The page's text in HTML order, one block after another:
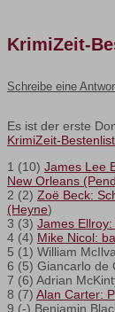
KrimiZeit-
Schreibe eine
Es ist der erste
KrimiZeit-
1 (10) James Lee
New Orleans
2 (2) Zoë Beck:
(Heyne)
3 (3) James
4 (4) Mike Nicol:
5 (1) William
6 (5) Giancarlo de
7 (6) Adrian
8 (7) Alan Carter:
9 (-) Benjamin